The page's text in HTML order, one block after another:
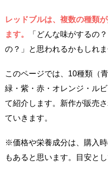
レッドブルは、複数の種類
ます。
「どんな味がするの
の？」と思われるかもしれま
このページでは、10種類（
緑・紫・赤・オレンジ・ル
て紹介します。新作が販売
ていきます。
※価格や栄養成分は、購入
もあると思います。目安と